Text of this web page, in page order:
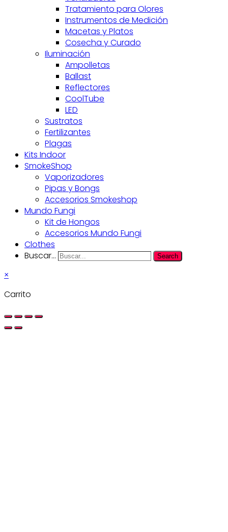
Tratamiento para Olores
Instrumentos de Medición
Macetas y Platos
Cosecha y Curado
Iluminación
Ampolletas
Ballast
Reflectores
CoolTube
LED
Sustratos
Fertilizantes
Plagas
Kits Indoor
SmokeShop
Vaporizadores
Pipas y Bongs
Accesorios Smokeshop
Mundo Fungi
Kit de Hongos
Accesorios Mundo Fungi
Clothes
Buscar...
Search
×
Carrito